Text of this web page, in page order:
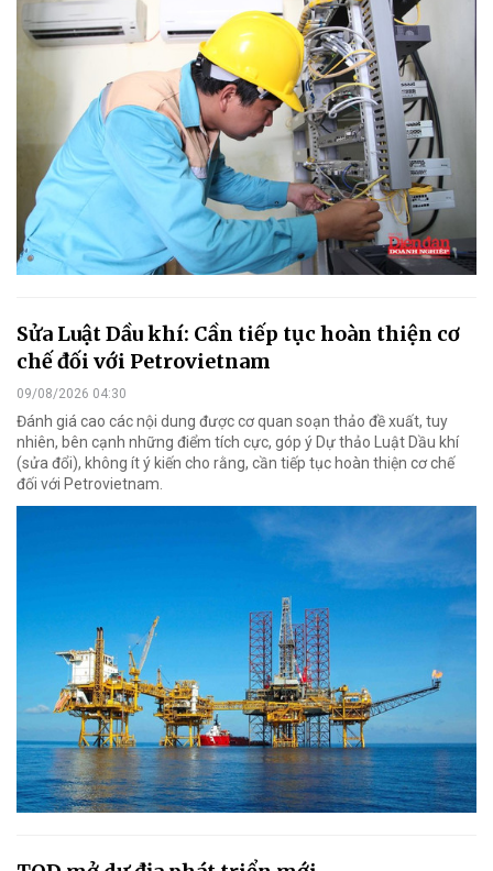
Sửa Luật Dầu khí: Cần tiếp tục hoàn thiện cơ
chế đối với Petrovietnam
09/08/2026 04:30
Đánh giá cao các nội dung được cơ quan soạn thảo đề xuất, tuy
nhiên, bên cạnh những điểm tích cực, góp ý Dự thảo Luật Dầu khí
(sửa đổi), không ít ý kiến cho rằng, cần tiếp tục hoàn thiện cơ chế
đối với Petrovietnam.